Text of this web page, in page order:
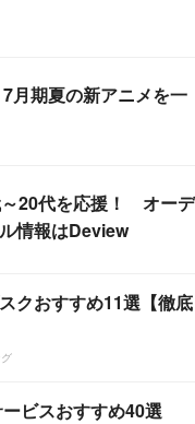
7月期夏の新アニメを一
20代を応援！ オーデ
情報はDeview
クおすすめ11選【徹底
ビスおすすめ40選